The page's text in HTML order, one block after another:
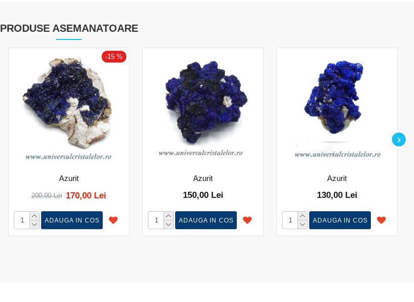
PRODUSE ASEMANATOARE
-15 %
Azurit
170,00 Lei
200,00 Lei
ADAUGA IN COS
Azurit
150,00 Lei
ADAUGA IN COS
Azurit
130,00 Lei
ADAUGA IN COS